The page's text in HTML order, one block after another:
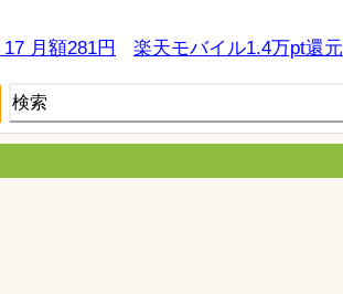
月額281円 楽天モバイル1.4万pt還元